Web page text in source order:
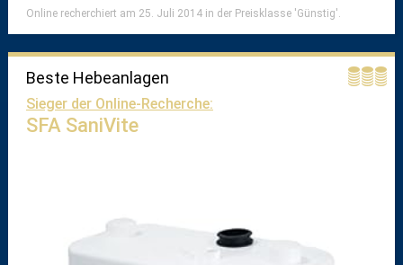
Online recherchiert am 25. Juli 2014 in der Preisklasse 'Günstig'.
Beste Hebeanlagen
Sieger der Online-Recherche:
SFA SaniVite